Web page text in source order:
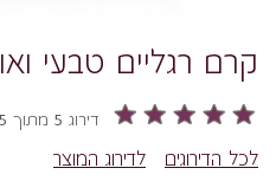
קרם רגליים טבעי
דירוג 5 מתוך 5 (2 לקוחות)
לכל הדירוגים לדירוג המוצר